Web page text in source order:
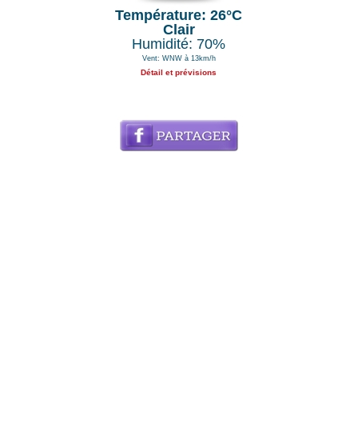
Température: 26°C
Clair
Humidité: 70%
Vent: WNW à 13km/h
Détail et prévisions